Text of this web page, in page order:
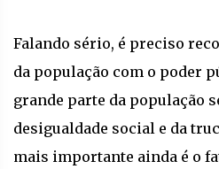
Falando sério, é preciso
da população com o poder
grande parte da população
desigualdade social e da
mais importante ainda é o